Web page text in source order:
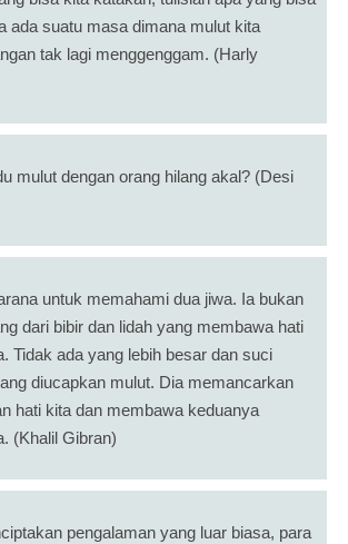
ada suatu masa dimana mulut kita
tak lagi menggenggam. (Harly
mulut dengan orang hilang akal? (Desi
untuk memahami dua jiwa. Ia bukan
dari bibir dan lidah yang membawa hati
Tidak ada yang lebih besar dan suci
diucapkan mulut. Dia memancarkan
hati kita dan membawa keduanya
(Khalil Gibran)
pengalaman yang luar biasa, para